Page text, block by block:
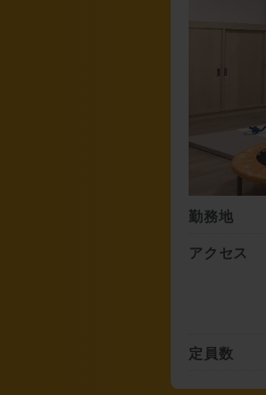
勤務地
アクセス
定員数